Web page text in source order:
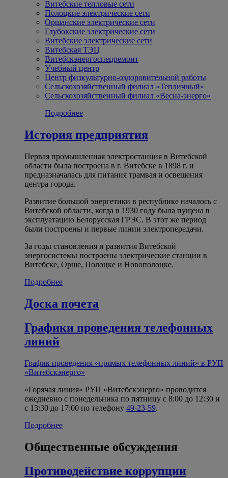
Витебские тепловые сети
Полоцкие электрические сети
Оршанские электрические сети
Глубокские электрические сети
Витебские электрические сети
Витебская ТЭЦ
Витебскэнергоспецремонт
Учебный центр
Центр физкультурно-оздоровительной работы
Сельскохозяйственный филиал «Тепличный»
Сельскохозяйственный филиал «Весна-энерго»
Подробнее
История предприятия
Первая промышленная электростанция в Витебской
области была построена в г. Витебске в 1898 г. и
предназначалась для питания трамвая и освещения
центра города.
Развитие большой энергетики в республике началось с
Витебской области, когда в 1930 году была пущена в
эксплуатацию Белорусская ГРЭС. В этот же период
были построены и первые линии электропередачи.
За годы становления и развития Витебской
энергосистемы построены электрические станции в
Витебске, Орше, Полоцке и Новополоцке.
Подробнее
Доска почета
Графики проведения телефонных
линий
График проведения «прямых телефонных линий» в РУП
«Витебскэнерго»
«Горячая линия» РУП «Витебскэнерго» проводится
ежедневно с понедельника по пятницу с 8:00 до 12:30 и
с 13:30 до 17:00 по телефону 49-23-59.
Подробнее
Общественные обсуждения
Противодействие коррупции